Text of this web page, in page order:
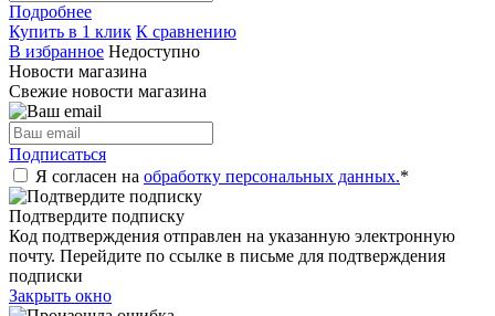
Подробнее
Купить в 1 клик К сравнению
В избранное Недоступно
Новости магазина
Свежие новости магазина
Подписаться
Я согласен на обработку персональных данных.*
Подтвердите подписку
Код подтверждения отправлен на указанную электронную
почту. Перейдите по ссылке в письме для подтверждения
подписки
Закрыть окно